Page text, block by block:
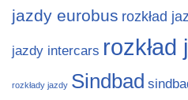
jazdy eurobus rozkład
jazdy intercars
rozkłady jazdy Sindbad